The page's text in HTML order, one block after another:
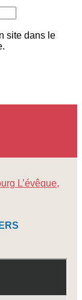
site dans le
L’évêque,